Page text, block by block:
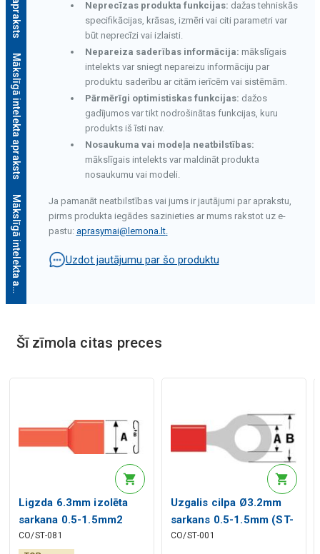
Mākslīgā intelekta apraksts
M
ā
k
s
l
ī
g
ā
i
n
t
e
l
e
k
t
a
a
p
r
a
k
s
t
s
Mākslīgā intelekta apraksts
Neprecīzas produkta funkcijas: dažas tehniskās
specifikācijas, krāsas, izmēri vai citi parametri var
būt neprecīzi vai izlaisti.
Nepareiza saderības informācija: mākslīgais
intelekts var sniegt nepareizu informāciju par
produktu saderību ar citām ierīcēm vai sistēmām.
Pārmērīgi optimistiskas funkcijas: dažos
gadījumos var tikt nodrošinātas funkcijas, kuru
produkts iš īsti nav.
Nosaukuma vai modeļa neatbilstības:
mākslīgais intelekts var maldināt produkta
nosaukumu vai modeli.
Ja pamanāt neatbilstības vai jums ir jautājumi par aprakstu,
pirms produkta iegādes sazinieties ar mums rakstot uz e-
pastu: aprasymai@lemona.lt.
Uzdot jautājumu par šo produktu
Šī zīmola citas preces
Ligzda 6.3mm izolēta
sarkana 0.5-1.5mm2
vadam
CO/ST-081
Uzgalis cilpa Ø3.2mm
sarkans 0.5-1.5mm (ST-
001) RoHS
CO/ST-001